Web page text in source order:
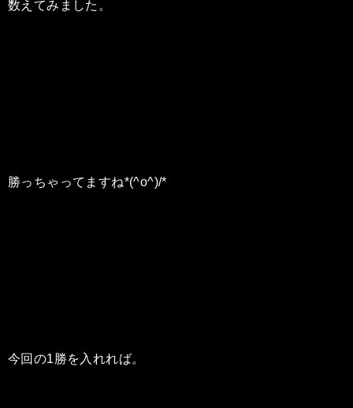
数えてみました。
勝っちゃってますね*(^o^)/*
今回の1勝を入れれば。